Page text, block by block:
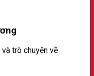
trò chuyện về